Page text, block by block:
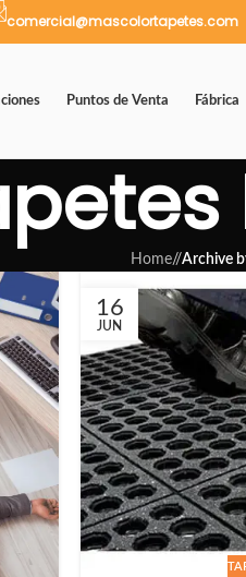
comercial@mascolortapetes.com
Puntos de Venta Fábrica
Home/ Archive
16
JUN